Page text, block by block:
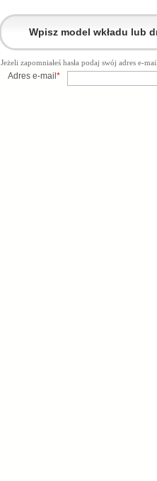
Jeżeli zapomniałeś hasła podaj swój adres e-
*
Adres e-mail